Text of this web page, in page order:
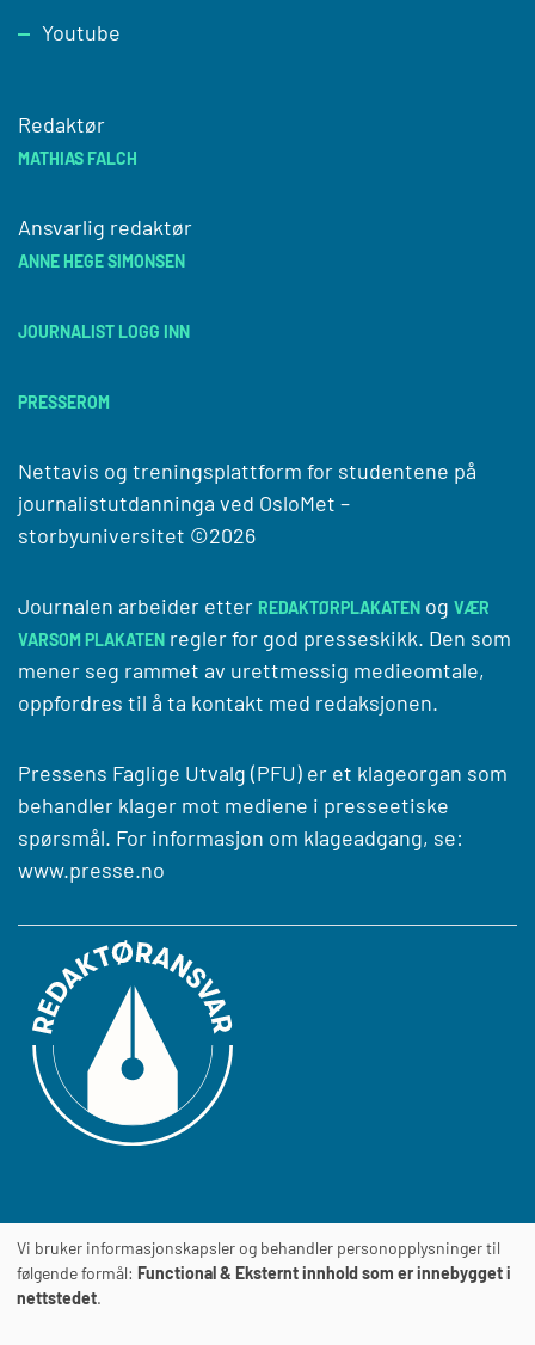
Youtube
Redaktør
MATHIAS FALCH
Ansvarlig redaktør
ANNE HEGE SIMONSEN
JOURNALIST LOGG INN
PRESSEROM
Nettavis og treningsplattform for studentene på
journalistutdanninga ved OsloMet –
storbyuniversitet ©2026
Journalen arbeider etter REDAKTØRPLAKATEN og VÆR
VARSOM PLAKATEN regler for god presseskikk. Den som
mener seg rammet av urettmessig medieomtale,
oppfordres til å ta kontakt med redaksjonen.
Pressens Faglige Utvalg (PFU) er et klageorgan som
behandler klager mot mediene i presseetiske
spørsmål. For informasjon om klageadgang, se:
www.presse.no
JournalensTILGJENGELIGHETSERKLÆRING
Vi bruker informasjonskapsler og behandler personopplysninger til
følgende formål: Functional & Eksternt innhold som er innebygget i
nettstedet.